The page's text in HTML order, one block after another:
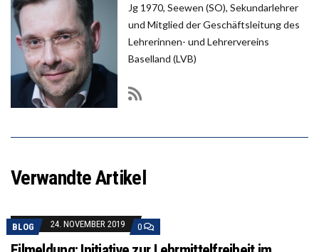
Jg 1970, Seewen (SO), Sekundarlehrer
und Mitglied der Geschäftsleitung des
Lehrerinnen- und Lehrervereins
Baselland (LVB)
Verwandte Artikel
BLOG 24. NOVEMBER 2019 0